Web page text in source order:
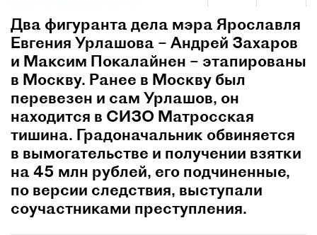
Два фигуранта дела мэра Ярославля
Евгения Урлашова – Андрей Захаров
и Максим Покалайнен – этапированы
в Москву. Ранее в Москву был
перевезен и сам Урлашов, он
находится в СИЗО Матросская
тишина. Градоначальник обвиняется
в вымогательстве и получении взятки
на 45 млн рублей, его подчиненные,
по версии следствия, выступали
соучастниками преступления.